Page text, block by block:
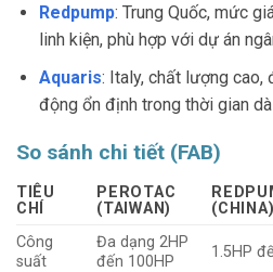
Redpump: Trung Quốc, mức
linh kiện, phù hợp với dự án
Aquaris: Italy, chất lượng cao,
động ổn định trong thời gian
So sánh chi tiết (FAB)
TIÊU
CHÍ
PEROTAC
(TAIWAN)
(CHINA)
Công
suất
Đa dạng 2HP
đến 100HP
1.5HP